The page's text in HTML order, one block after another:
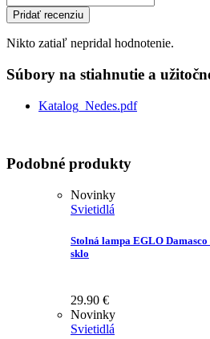
Pridať recenziu
Nikto zatiaľ nepridal hodnotenie.
Súbory na stiahnutie a
Katalog_Nedes.pdf
Podobné produkty
Novinky
Svietidlá
Stolná lampa EGLO
sklo
29.90 €
Novinky
Svietidlá